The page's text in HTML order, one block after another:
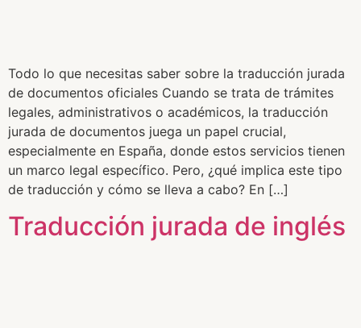
Todo lo que necesitas saber sobre la traducción jurada
de documentos oficiales Cuando se trata de trámites
legales, administrativos o académicos, la traducción
jurada de documentos juega un papel crucial,
especialmente en España, donde estos servicios tienen
un marco legal específico. Pero, ¿qué implica este tipo
de traducción y cómo se lleva a cabo? En […]
Traducción jurada de inglés